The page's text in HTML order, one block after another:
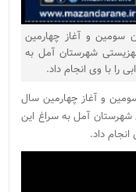
سومین و آغاز چهارمین
شهرستان آمل به
را با وی انجام داد.
سومین و آغاز چهارمین سال
شهرستان آمل به سراغ این
داد.